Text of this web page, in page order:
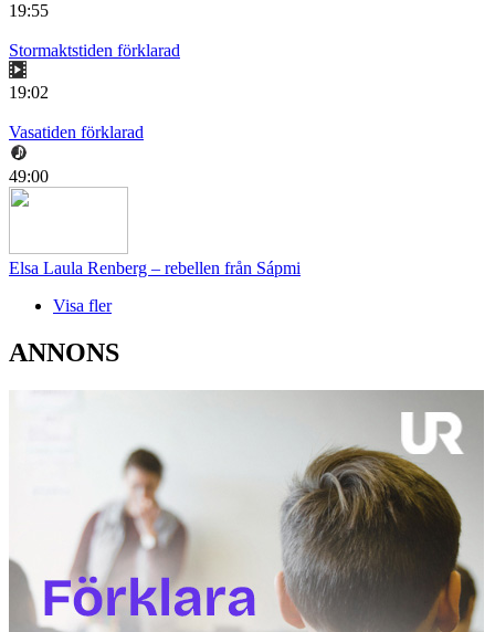
19:55
Stormaktstiden förklarad
19:02
Vasatiden förklarad
49:00
Elsa Laula Renberg – rebellen från Sápmi
Visa fler
ANNONS